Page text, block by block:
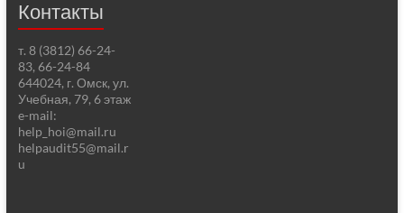
Контакты
т. 8 (3812) 66-24-
83, 66-24-84
644024, г. Омск, ул.
Учебная, 79, 6 этаж
e-mail:
help_hoi@mail.ru
helpaudit55@mail.r
u